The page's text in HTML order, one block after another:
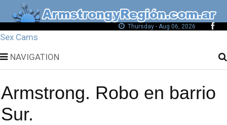
Thursday - Aug 06, 2026
Sex Cams
NAVIGATION
Armstrong. Robo en barrio
Sur.